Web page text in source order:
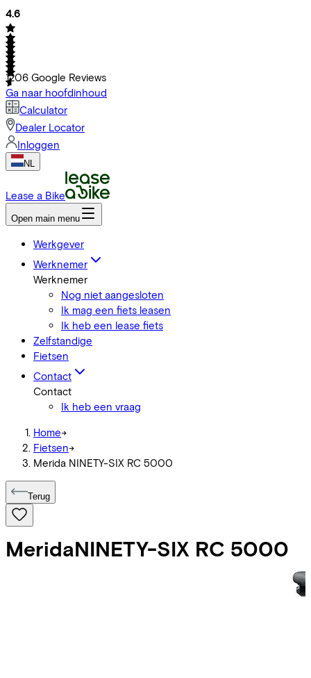
4.6
1206 Google Reviews
Ga naar hoofdinhoud
Calculator
Dealer Locator
Inloggen
NL
Lease a Bike
Open main menu
Werkgever
Werknemer
Werknemer
Nog niet aangesloten
Ik mag een fiets leasen
Ik heb een lease fiets
Zelfstandige
Fietsen
Contact
Contact
Ik heb een vraag
Home->
Fietsen->
Merida NINETY-SIX RC 5000
Terug
MeridaNINETY-SIX RC 5000